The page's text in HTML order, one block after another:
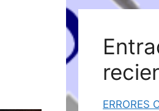
ERRORES